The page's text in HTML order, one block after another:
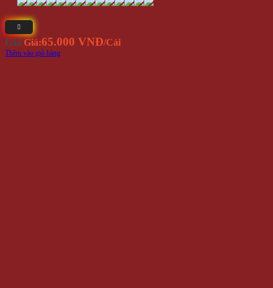
Giá Giá:65.000 VNĐ/Cái
Thêm vào giỏ hàng